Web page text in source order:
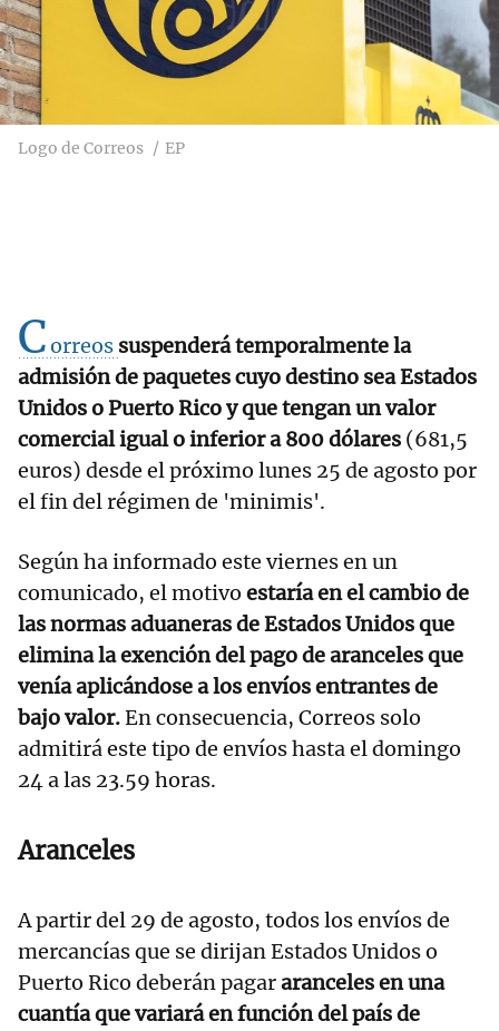
Logo de Correos EP
Correos suspenderá temporalmente la
admisión de paquetes cuyo destino sea Estados
Unidos o Puerto Rico y que tengan un valor
comercial igual o inferior a 800 dólares (681,5
euros) desde el próximo lunes 25 de agosto por
el fin del régimen de 'minimis'.
Según ha informado este viernes en un
comunicado, el motivo estaría en el cambio de
las normas aduaneras de Estados Unidos que
elimina la exención del pago de aranceles que
venía aplicándose a los envíos entrantes de
bajo valor.En consecuencia, Correos solo
admitirá este tipo de envíos hasta el domingo
24 a las 23.59 horas.
Aranceles
A partir del 29 de agosto, todos los envíos de
mercancías que se dirijan Estados Unidos o
Puerto Rico deberán pagararanceles en una
cuantía que variará en función del país de